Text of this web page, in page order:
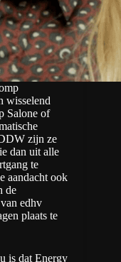
wisselend
Salone of
zijn ze
dan uit alle
te
aandacht ook
de
edhv
plaats te
is dat Energy